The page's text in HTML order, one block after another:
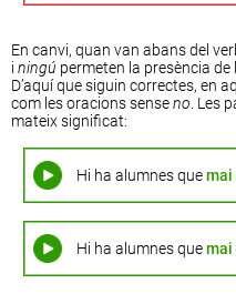
En canvi, quan van abans del
i ningú permeten la presència de
D’aquí que siguin correctes, en
com les oracions senseno. Les
mateix significat:
Hi ha alumnes quemai
Hi ha alumnes quemai